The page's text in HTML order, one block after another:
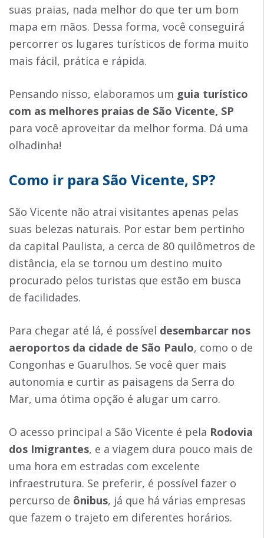
suas praias, nada melhor do que ter um bom
mapa em mãos. Dessa forma, você conseguirá
percorrer os lugares turísticos de forma muito
mais fácil, prática e rápida.
Pensando nisso, elaboramos um guia turístico
com as melhores praias de São Vicente, SP
para você aproveitar da melhor forma. Dá uma
olhadinha!
Como ir para São Vicente, SP?
São Vicente não atrai visitantes apenas pelas
suas belezas naturais. Por estar bem pertinho
da capital Paulista, a cerca de 80 quilômetros de
distância, ela se tornou um destino muito
procurado pelos turistas que estão em busca
de facilidades.
Para chegar até lá, é possível desembarcar nos
aeroportos da cidade de São Paulo, como o de
Congonhas e Guarulhos. Se você quer mais
autonomia e curtir as paisagens da Serra do
Mar, uma ótima opção é alugar um carro.
O acesso principal a São Vicente é pela Rodovia
dos Imigrantes, e a viagem dura pouco mais de
uma hora em estradas com excelente
infraestrutura. Se preferir, é possível fazer o
percurso de ônibus, já que há várias empresas
que fazem o trajeto em diferentes horários.